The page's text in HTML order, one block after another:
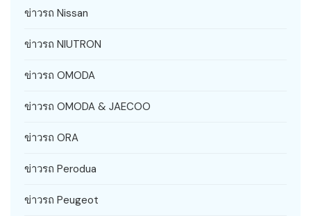
ข่าวรถ Nissan
ข่าวรถ NIUTRON
ข่าวรถ OMODA
ข่าวรถ OMODA & JAECOO
ข่าวรถ ORA
ข่าวรถ Perodua
ข่าวรถ Peugeot